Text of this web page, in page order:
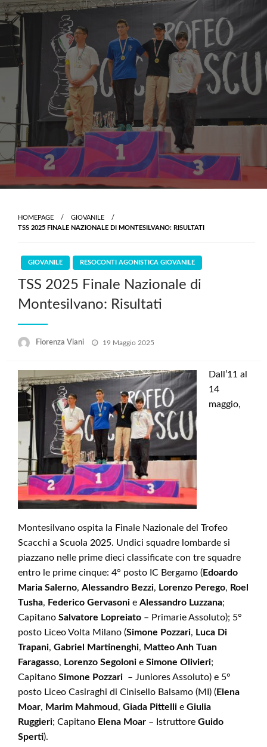
Skip
to
content
HOMEPAGE
GIOVANILE
TSS 2025 FINALE NAZIONALE DI MONTESILVANO: RISULTATI
GIOVANILE RESOCONTI AGONISTICA GIOVANILE
TSS 2025 Finale Nazionale di
Montesilvano: Risultati
Fiorenza Viani
Posted
19 Maggio 2025
Dall’11 al
14
maggio,
Montesilvano ospita la Finale Nazionale del Trofeo
Scacchi a Scuola 2025. Undici squadre lombarde si
piazzano nelle prime dieci classificate con tre squadre
entro le prime cinque: 4° posto IC Bergamo (Edoardo
Maria Salerno, Alessandro Bezzi, Lorenzo Perego, Roel
Tusha, Federico Gervasoni e Alessandro Luzzana;
Capitano Salvatore Lopreiato – Primarie Assoluto); 5°
posto Liceo Volta Milano (Simone Pozzari, Luca Di
Trapani, Gabriel Martinenghi, Matteo Anh Tuan
Faragasso, Lorenzo Segoloni e Simone Olivieri;
Capitano Simone Pozzari – Juniores Assoluto) e 5°
posto Liceo Casiraghi di Cinisello Balsamo (MI) (Elena
Moar, Marim Mahmoud, Giada Pittelli e Giulia
Ruggieri; Capitano Elena Moar – Istruttore Guido
Sperti).